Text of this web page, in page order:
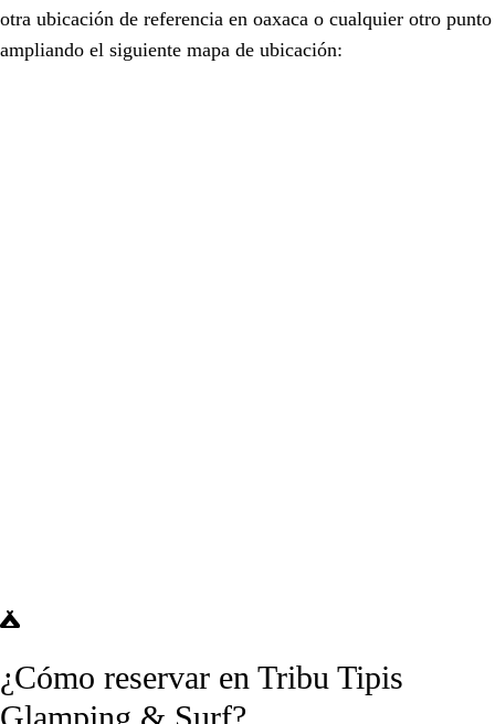
otra ubicación de referencia en oaxaca o cualquier otro punto
ampliando el siguiente mapa de ubicación:
¿Cómo reservar en Tribu Tipis
Glamping & Surf?